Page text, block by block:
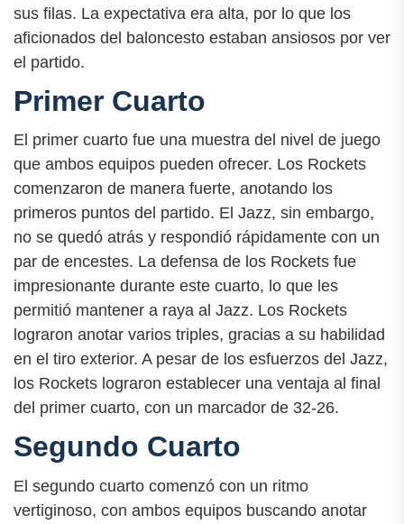
sus filas. La expectativa era alta, por lo que los
aficionados del baloncesto estaban ansiosos por ver
el partido.
Primer Cuarto
El primer cuarto fue una muestra del nivel de juego
que ambos equipos pueden ofrecer. Los Rockets
comenzaron de manera fuerte, anotando los
primeros puntos del partido. El Jazz, sin embargo,
no se quedó atrás y respondió rápidamente con un
par de encestes. La defensa de los Rockets fue
impresionante durante este cuarto, lo que les
permitió mantener a raya al Jazz. Los Rockets
lograron anotar varios triples, gracias a su habilidad
en el tiro exterior. A pesar de los esfuerzos del Jazz,
los Rockets lograron establecer una ventaja al final
del primer cuarto, con un marcador de 32-26.
Segundo Cuarto
El segundo cuarto comenzó con un ritmo
vertiginoso, con ambos equipos buscando anotar